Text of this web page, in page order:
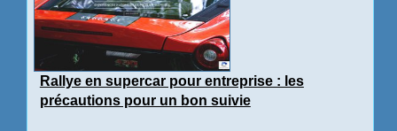
Rallye en supercar pour entreprise : les
précautions pour un bon suivie